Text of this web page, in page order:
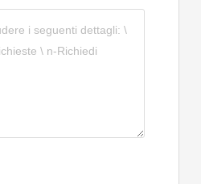
M145 ABS ASR hyrdaulic